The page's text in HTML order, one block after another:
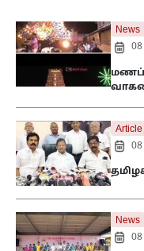
News
08
வாகன
Article
08
News
08